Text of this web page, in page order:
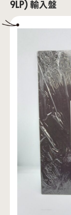
9LP) 輸入盤